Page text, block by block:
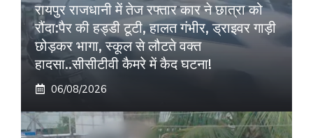
रायपुर राजधानी में तेज रफ्तार कार ने छात्रा को
रौंदा:पैर की हड्डी टूटी, हालत गंभीर, ड्राइवर गाड़ी
छोड़कर भागा, स्कूल से लौटते वक्त
हादसा..सीसीटीवी कैमरे में कैद घटना!
06/08/2026